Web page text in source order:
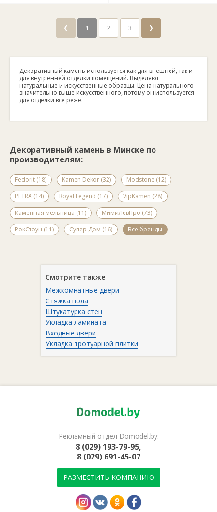
❮ 1 2 3 ❯
Декоративный камень используется как для внешней, так и
для внутренней отделки помещений. Выделяют
натуральные и искусственные образцы. Цена натурального
значительно выше искусственного, потому он используется
для отделки все реже.
Декоративный камень в Минске по
производителям:
Fedorit (18) Kamen Dekor (32)
Modstone (12)
PETRA (14)
Royal Legend (17)
VipKamen (28)
Каменная мельница (11)
МимиЛевПро (73)
РокСтоун (11)
Супер Дом (16) Все бренды
Смотрите также
Межкомнатные двери
Стяжка пола
Штукатурка стен
Укладка ламината
Входные двери
Укладка тротуарной плитки
Рекламный отдел Domodel.by:
8 (029) 193-79-95,
8 (029) 691-45-07
РАЗМЕСТИТЬ КОМПАНИЮ